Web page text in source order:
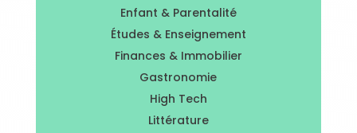
Enfant & Parentalité
Études & Enseignement
Finances & Immobilier
Gastronomie
High Tech
Littérature